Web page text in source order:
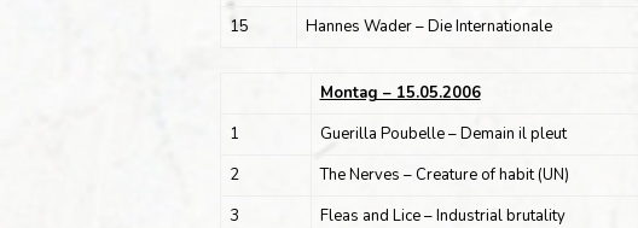
15
Hannes Wader – Die Internationale
Montag – 15.05.2006
1
Guerilla Poubelle – Demain il pleut
2
The Nerves – Creature of habit (UN)
3
Fleas and Lice – Industrial brutality